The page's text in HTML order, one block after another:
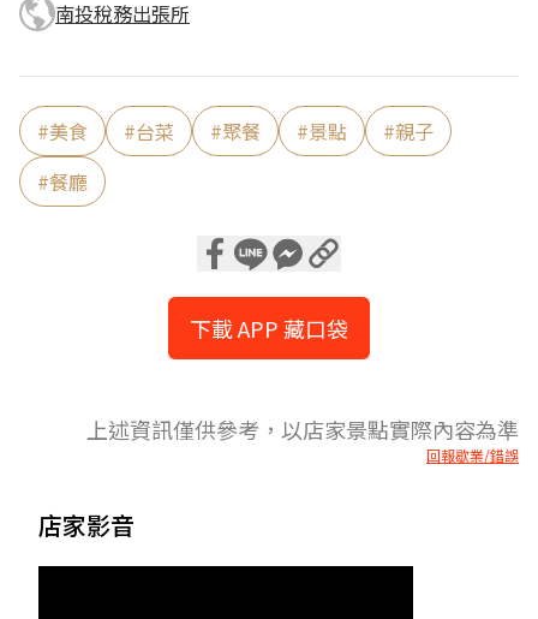
南投稅務出張所
#美食 #台菜 #聚餐 #景點 #親子
#餐廳
下載 APP 藏口袋
上述資訊僅供參考，以店家景點實際內容為準
回報歇業/錯誤
店家影音